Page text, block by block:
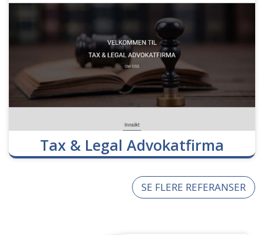
Tax & Legal Advokatfirma
SE FLERE REFERANSER